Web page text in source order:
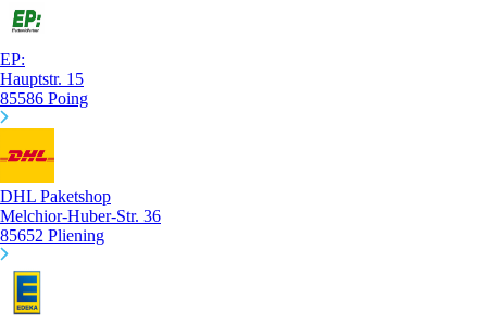
EP:
Hauptstr. 15
85586 Poing
DHL Paketshop
Melchior-Huber-Str. 36
85652 Pliening